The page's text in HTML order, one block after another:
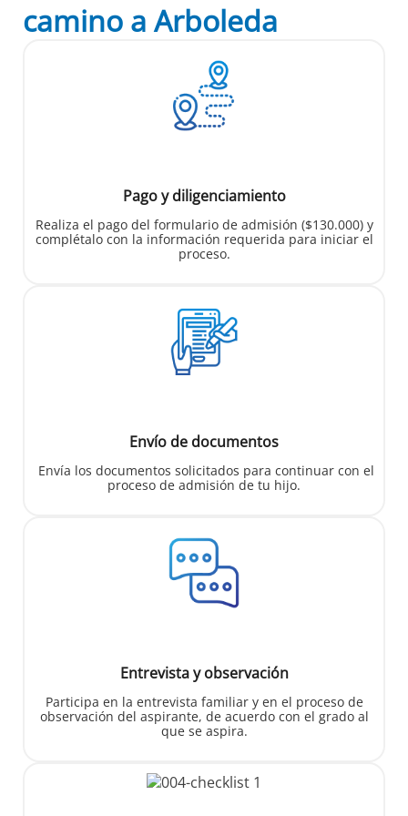
camino a Arboleda
Pago y diligenciamiento
Realiza el pago del formulario de admisión ($130.000) y
complétalo con la información requerida para iniciar el
proceso.
Envío de documentos
Envía los documentos solicitados para continuar con el
proceso de admisión de tu hijo.
Entrevista y observación
Participa en la entrevista familiar y en el proceso de
observación del aspirante, de acuerdo con el grado al
que se aspira.